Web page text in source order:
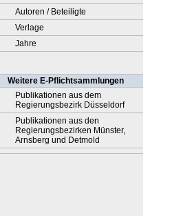
Autoren / Beteiligte
Verlage
Jahre
Weitere E-Pflichtsammlungen
Publikationen aus dem
Regierungsbezirk Düsseldorf
Publikationen aus den
Regierungsbezirken Münster,
Arnsberg und Detmold